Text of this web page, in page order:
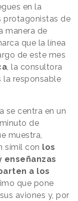
en la
protagonistas de
manera de
que la línea
de este mes
, la consultora
la responsable
se centra en un
de
muestra,
símil con los
enseñanzas
a los
que pone
aviones y, por